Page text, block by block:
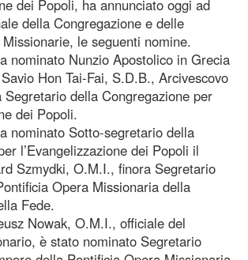
dei Popoli, ha annunciato oggi ad
della Congregazione e delle
le seguenti nomine.
nominato Nunzio Apostolico in Grecia
Hon Tai-Fai, S.D.B., Arcivescovo
della Congregazione per
dei Popoli.
nominato Sotto-segretario della
l’Evangelizzazione dei Popoli il
Szmydki, O.M.I., finora Segretario
Opera Missionaria della
Fede.
Nowak, O.M.I., officiale del
è stato nominato Segretario